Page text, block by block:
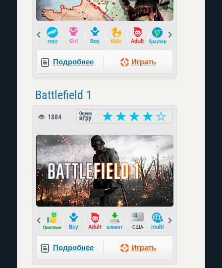
Prev
Подробнее Играть
Battlefield 1
1884
Prev
Подробнее Играть